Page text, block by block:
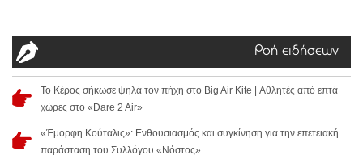
Ροή ειδήσεων
Το Κέρος σήκωσε ψηλά τον πήχη στο Big Air Kite | Αθλητές από επτά
χώρες στο «Dare 2 Air»
«Έμορφη Κούταλις»: Ενθουσιασμός και συγκίνηση για την επετειακή
παράσταση του Συλλόγου «Νόστος»